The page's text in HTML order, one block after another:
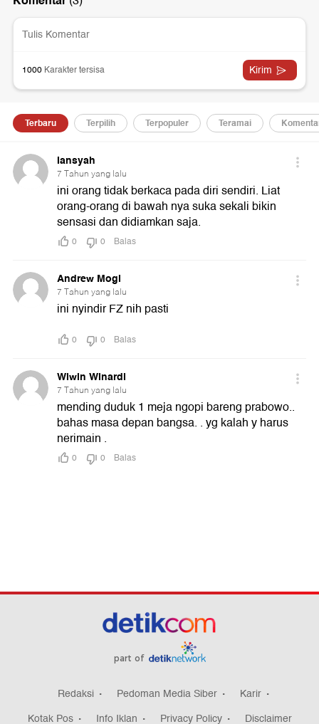
part of
Redaksi Pedoman Media Siber
Karir
Kotak Pos
Info Iklan Privacy Policy Disclaimer